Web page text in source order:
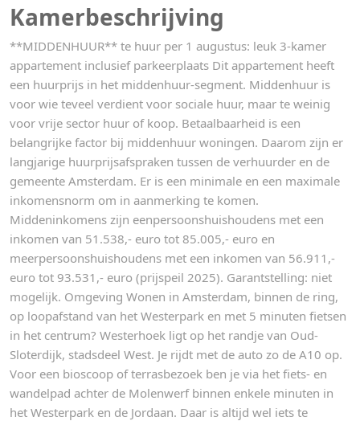
Kamerbeschrijving
**MIDDENHUUR** te huur per 1 augustus: leuk 3-kamer
appartement inclusief parkeerplaats Dit appartement heeft
een huurprijs in het middenhuur-segment. Middenhuur is
voor wie teveel verdient voor sociale huur, maar te weinig
voor vrije sector huur of koop. Betaalbaarheid is een
belangrijke factor bij middenhuur woningen. Daarom zijn er
langjarige huurprijsafspraken tussen de verhuurder en de
gemeente Amsterdam. Er is een minimale en een maximale
inkomensnorm om in aanmerking te komen.
Middeninkomens zijn eenpersoonshuishoudens met een
inkomen van 51.538,- euro tot 85.005,- euro en
meerpersoonshuishoudens met een inkomen van 56.911,-
euro tot 93.531,- euro (prijspeil 2025). Garantstelling: niet
mogelijk. Omgeving Wonen in Amsterdam, binnen de ring,
op loopafstand van het Westerpark en met 5 minuten fietsen
in het centrum? Westerhoek ligt op het randje van Oud-
Sloterdijk, stadsdeel West. Je rijdt met de auto zo de A10 op.
Voor een bioscoop of terrasbezoek ben je via het fiets- en
wandelpad achter de Molenwerf binnen enkele minuten in
het Westerpark en de Jordaan. Daar is altijd wel iets te